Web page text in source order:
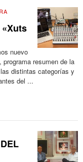
nuevo
resumen de la
distintas categorías y
del ...